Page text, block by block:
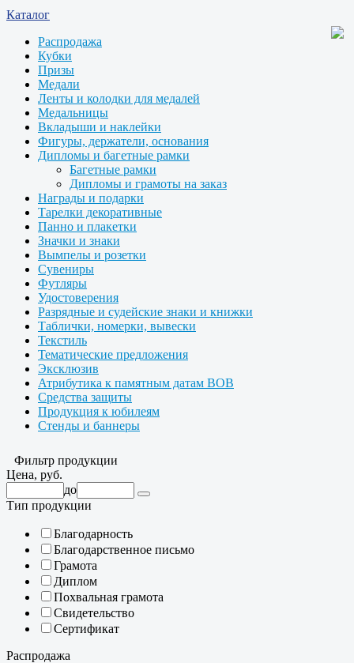
Каталог
Распродажа
Кубки
Призы
Медали
Ленты и колодки для медалей
Медальницы
Вкладыши и наклейки
Фигуры, держатели, основания
Дипломы и багетные рамки
Багетные рамки
Дипломы и грамоты на заказ
Награды и подарки
Тарелки декоративные
Панно и плакетки
Значки и знаки
Вымпелы и розетки
Сувениры
Футляры
Удостоверения
Разрядные и судейские знаки и книжки
Таблички, номерки, вывески
Текстиль
Тематические предложения
Эксклюзив
Атрибутика к памятным датам ВОВ
Средства защиты
Продукция к юбилеям
Стенды и баннеры
Фильтр продукции
Цена, руб.
до
Тип продукции
Благодарность
Благодарственное письмо
Грамота
Диплом
Похвальная грамота
Свидетельство
Сертификат
Распродажа